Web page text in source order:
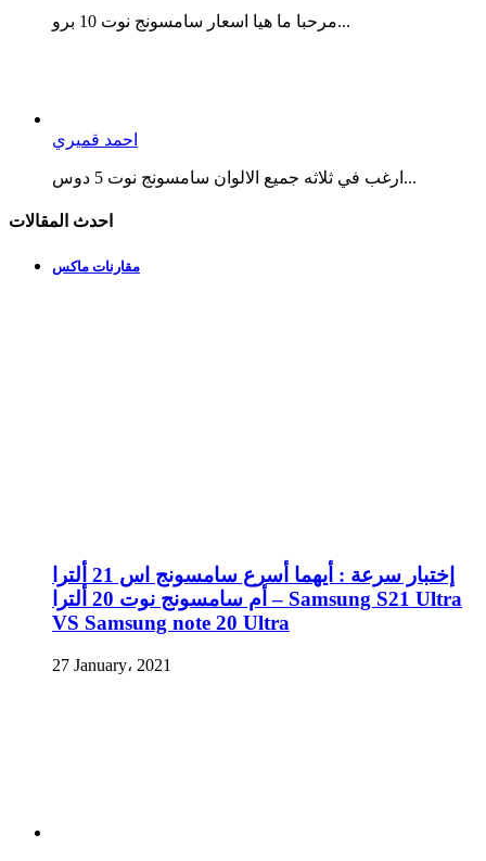
مرحبا ما هيا اسعار سامسونج نوت 10 برو...
احمد قميري
ارغب في ثلاثه جميع الالوان سامسونج نوت 5 دوس...
احدث المقالات
مقارنات ماكس
إختبار سرعة : أيهما أسرع سامسونج اس 21 ألترا
أم سامسونج نوت 20 ألترا – Samsung S21 Ultra
VS Samsung note 20 Ultra
27 January، 2021